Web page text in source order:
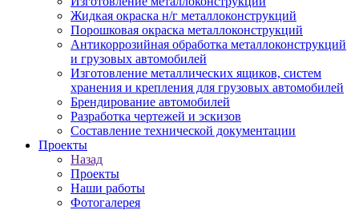
Жидкая окраска н/г металлоконструкций
Порошковая окраска металлоконструкций
Антикоррозийная обработка металлоконструкций
и грузовых автомобилей
Изготовление металлических ящиков, систем
хранения и крепления для грузовых автомобилей
Брендирование автомобилей
Разработка чертежей и эскизов
Составление технической документации
Проекты
Назад
Проекты
Наши работы
Фотогалерея